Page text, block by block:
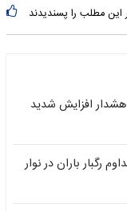
این مطلب را پسندیدند
ها امروز 22 مرداد | هشدار افزایش شدید
رگبار باران در نوار